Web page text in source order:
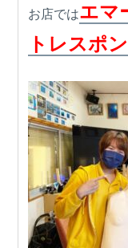
お店ではエマ
トレスポ